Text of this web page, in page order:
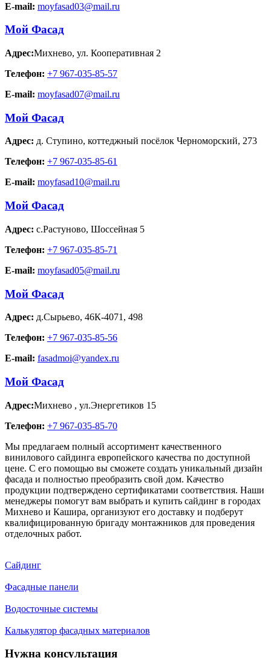
E-mail: moyfasad03@mail.ru
Мой Фасад
Адрес:Михнево, ул. Кооперативная 2
Телефон: +7 967-035-85-57
E-mail: moyfasad07@mail.ru
Мой Фасад
Адрес: д. Ступино, коттеджный посёлок Черноморский, 273
Телефон: +7 967-035-85-61
E-mail: moyfasad10@mail.ru
Мой Фасад
Адрес: с.Растуново, Шоссейная 5
Телефон: +7 967-035-85-71
E-mail: moyfasad05@mail.ru
Мой Фасад
Адрес: д.Сырьево, 46К-4071, 498
Телефон: +7 967-035-85-56
E-mail: fasadmoi@yandex.ru
Мой Фасад
Адрес:Михнево , ул.Энергетиков 15
Телефон: +7 967-035-85-70
Мы предлагаем полный ассортимент качественного
винилового сайдинга европейского качества по доступной
цене. С его помощью вы сможете создать уникальный дизайн
фасада и полностью преобразить свой дом. Качество
продукции подтверждено сертификатами соответствия. Наши
менеджеры помогут вам выбрать и купить сайдинг в городах
Михнево и Кашира, организуют его доставку и подберут
квалифицированную бригаду монтажников для проведения
отделочных работ.
Сайдинг
Фасадные панели
Водосточные системы
Калькулятор фасадных материалов
Нужна консультация